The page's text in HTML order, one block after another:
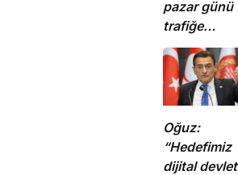
pazar günü
trafiğe
kapatılacak
Oğuz:
“Hedefimiz
dijital devlet